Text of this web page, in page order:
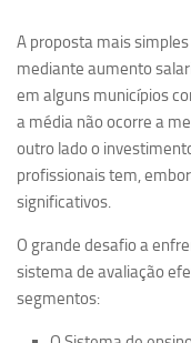
Maria
Professor Sênior
Polo Ribeirão Preto
Equipe
A proposta mais
mediante aumento
em alguns municípios
a média não ocorre a
outro lado o
profissionais tem,
significativos.
O grande desafio a
sistema de avaliação
segmentos: